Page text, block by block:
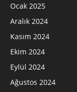
Ocak 2025
Aralık 2024
Kasım 2024
Ekim 2024
Eylül 2024
Ağustos 2024